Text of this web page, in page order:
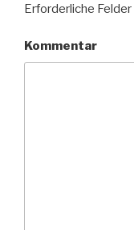
Erforderliche
Kommentar